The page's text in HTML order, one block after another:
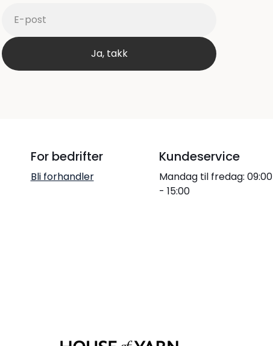
For bedrifter
Bli forhandler
Kundeservice
Mandag til fredag: 09:00
- 15:00